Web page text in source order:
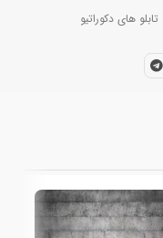
تابلو های دکوراتیو